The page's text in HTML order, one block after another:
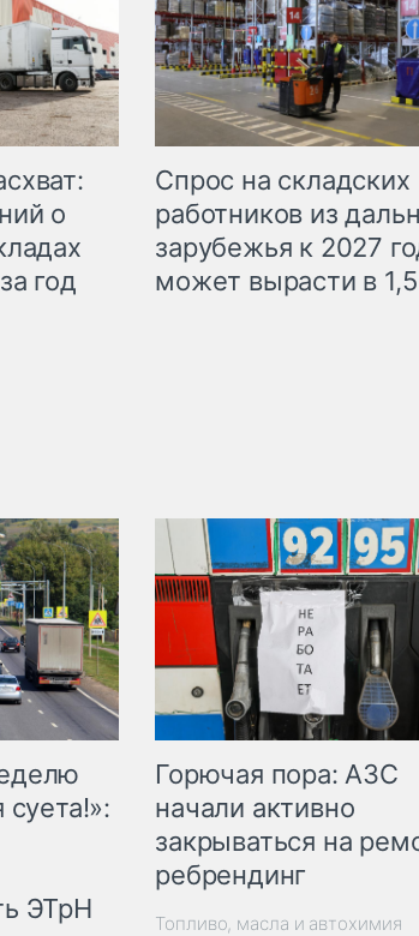
о
год
Спрос на складских
работников из
зарубежья к 2027
может вырасти в
суета!»:
ЭТрН
Горючая пора: АЗС
начали активно
закрываться на
ребрендинг
Топливо, масла и автохимия